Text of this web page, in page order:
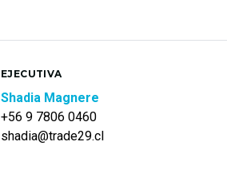
EJECUTIVA
Shadia Magnere
+56 9 7806 0460
shadia@trade29.cl